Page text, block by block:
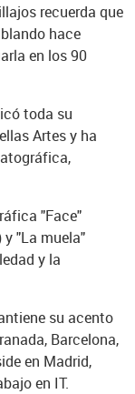
recuerda que
hace
en los 90
toda su
Artes y ha
"Face"
y "La muela"
y la
su acento
Barcelona,
en Madrid,
en IT.